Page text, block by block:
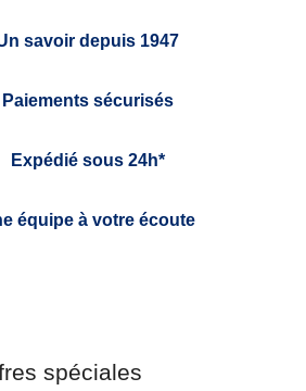
savoir depuis 1947
Paiements sécurisés
Expédié sous 24h*
équipe à votre écoute
spéciales